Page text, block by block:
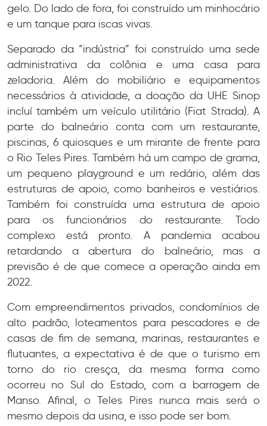
gelo. Do lado de fora, foi construído um minhocário
e um tanque para iscas vivas.
Separado da “indústria” foi construído uma sede
administrativa da colônia e uma casa para
zeladoria. Além do mobiliário e equipamentos
necessários à atividade, a doação da UHE Sinop
incluí também um veículo utilitário (Fiat Strada). A
parte do balneário conta com um restaurante,
piscinas, 6 quiosques e um mirante de frente para
o Rio Teles Pires. Também há um campo de grama,
um pequeno playground e um redário, além das
estruturas de apoio, como banheiros e vestiários.
Também foi construída uma estrutura de apoio
para os funcionários do restaurante. Todo
complexo está pronto. A pandemia acabou
retardando a abertura do balneário, mas a
previsão é de que comece a operação ainda em
2022.
Com empreendimentos privados, condomínios de
alto padrão, loteamentos para pescadores e de
casas de fim de semana, marinas, restaurantes e
flutuantes, a expectativa é de que o turismo em
torno do rio cresça, da mesma forma como
ocorreu no Sul do Estado, com a barragem de
Manso. Afinal, o Teles Pires nunca mais será o
mesmo depois da usina, e isso pode ser bom.